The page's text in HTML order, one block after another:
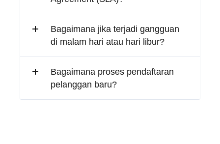
Bagaimana jika terjadi gangguan
di malam hari atau hari libur?
Bagaimana proses pendaftaran
pelanggan baru?